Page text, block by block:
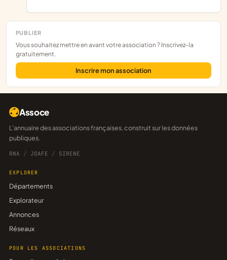
PUBLIER
Vous souhaitez mettre en avant votre association ? Inscrivez-la
gratuitement.
Inscrire mon association
Assoce
L'annuaire des associations françaises, construit sur les données
publiques.
RNA / JOAFE / SIRENE
EXPLORER
Départements
Explorateur
Annonces
Réseaux
POUR LES ASSOCIATIONS